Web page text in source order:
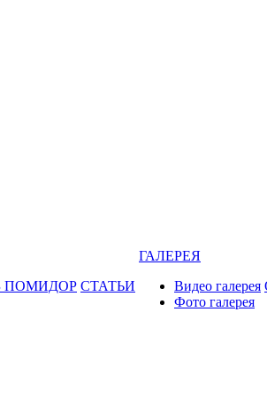
ПОМИДОР СТАТЬИ
ГАЛЕРЕЯ
Видео галерея
Фото галерея